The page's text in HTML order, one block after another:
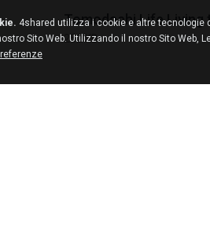
252 KB
4shared utilizza i cookie e altre tecnologie
Sito Web. Utilizzando il nostro Sito